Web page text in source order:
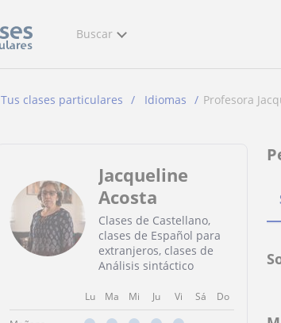
Buscar
Tus clases particulares Idiomas Profesora
Jacqueline
Acosta
Clases de Castellano,
clases de Español para
extranjeros, clases de
Análisis sintáctico
Lu Ma Mi Ju Vi Sá Do